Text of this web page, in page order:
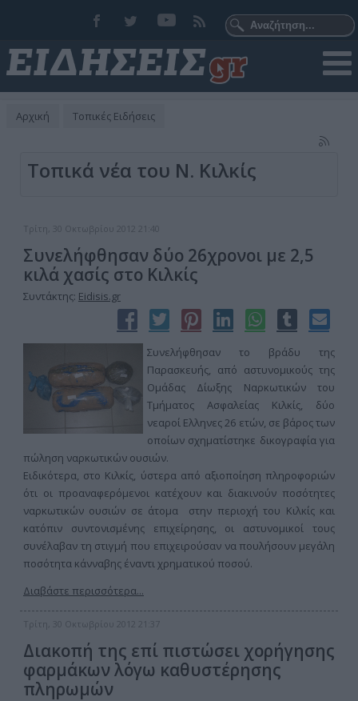
Αρχική Τοπικές Ειδήσεις
Τοπικά νέα του Ν. Κιλκίς
Τρίτη, 30 Οκτωβρίου 2012 21:40
Συνελήφθησαν δύο 26χρονοι με 2,5
κιλά χασίς στο Κιλκίς
Συντάκτης: Eidisis.gr
Συνελήφθησαν το βράδυ της
Παρασκευής, από αστυνομικούς της
Ομάδας Δίωξης Ναρκωτικών του
Τμήματος Ασφαλείας Κιλκίς, δύο
νεαροί Ελληνες 26 ετών, σε βάρος των
οποίων σχηματίστηκε δικογραφία για
πώληση ναρκωτικών ουσιών.
Ειδικότερα, στο Κιλκίς, ύστερα από αξιοποίηση πληροφοριών
ότι οι προαναφερόμενοι κατέχουν και διακινούν ποσότητες
ναρκωτικών ουσιών σε άτομα στην περιοχή του Κιλκίς και
κατόπιν συντονισμένης επιχείρησης, οι αστυνομικοί τους
συνέλαβαν τη στιγμή που επιχειρούσαν να πουλήσουν μεγάλη
ποσότητα κάνναβης έναντι χρηματικού ποσού.
Διαβάστε περισσότερα...
Τρίτη, 30 Οκτωβρίου 2012 21:37
Διακοπή της επί πιστώσει χορήγησης
φαρμάκων λόγω καθυστέρησης
πληρωμών